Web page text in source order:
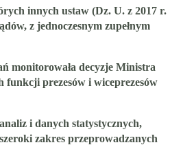
innych ustaw (Dz. U. z 2017 r.
z jednoczesnym zupełnym
monitorowała decyzje Ministra
funkcji prezesów i wiceprezesów
i danych statystycznych,
zakres przeprowadzanych